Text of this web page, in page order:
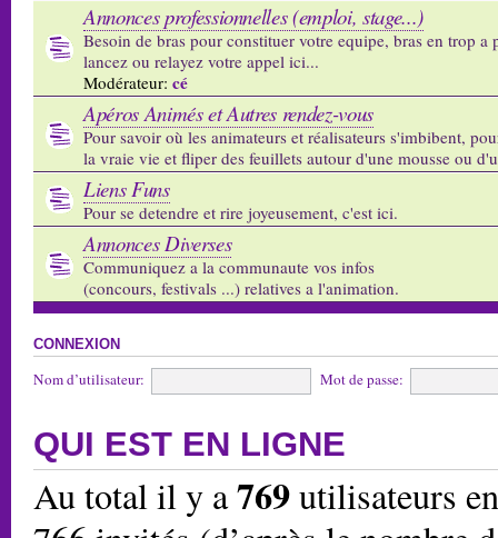
Annonces professionnelles (emploi, stage...)
Besoin de bras pour constituer votre equipe, bras en trop a
lancez ou relayez votre appel ici...
Modérateur: cé
Apéros Animés et Autres rendez-vous
Pour savoir où les animateurs et réalisateurs s'imbibent,
la vraie vie et fliper des feuillets autour d'une mousse ou
Liens Funs
Pour se detendre et rire joyeusement, c'est ici.
Annonces Diverses
Communiquez a la communaute vos infos
(concours, festivals ...) relatives a l'animation.
CONNEXION
Nom d’utilisateur: Mot de passe:
QUI EST EN LIGNE
Au total il y a769utilisateurs